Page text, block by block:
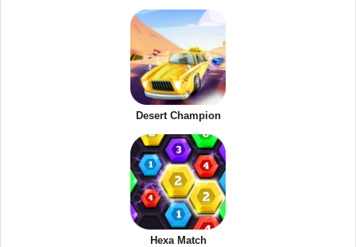
Desert Champion
Hexa Match